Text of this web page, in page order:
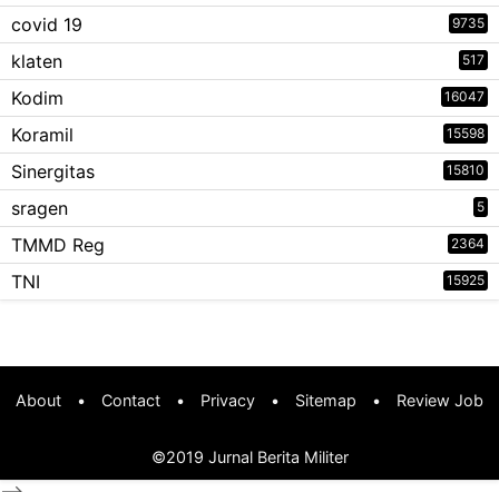
covid 19 9735
klaten 517
Kodim 16047
Koramil 15598
Sinergitas 15810
sragen 5
TMMD Reg 2364
TNI 15925
About • Contact • Privacy • Sitemap • Review Job
©2019 Jurnal Berita Militer